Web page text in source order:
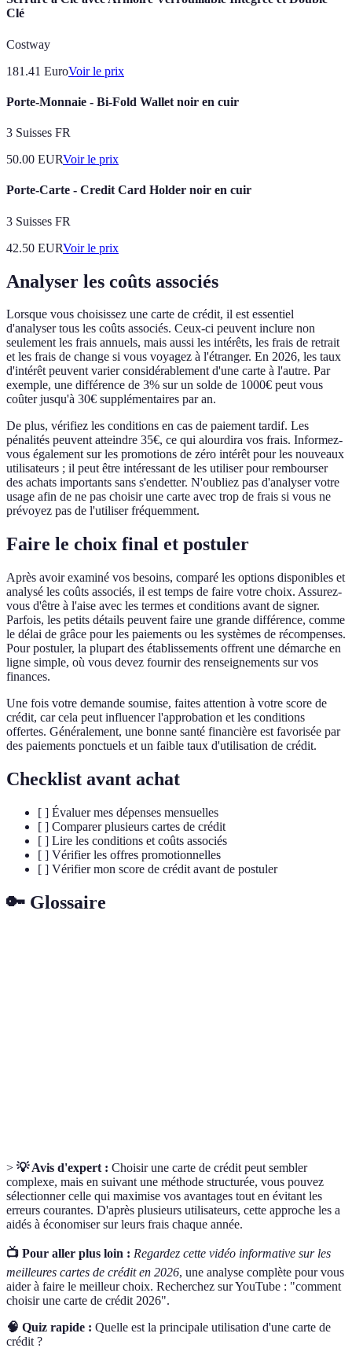
Clé
Costway
181.41 EuroVoir le prix
Porte-Monnaie - Bi-Fold Wallet noir en cuir
3 Suisses FR
50.00 EURVoir le prix
Porte-Carte - Credit Card Holder noir en cuir
3 Suisses FR
42.50 EURVoir le prix
Analyser les coûts associés
Lorsque vous choisissez une carte de crédit, il est essentiel
d'analyser tous les coûts associés. Ceux-ci peuvent inclure non
seulement les frais annuels, mais aussi les intérêts, les frais de retrait
et les frais de change si vous voyagez à l'étranger. En 2026, les taux
d'intérêt peuvent varier considérablement d'une carte à l'autre. Par
exemple, une différence de 3% sur un solde de 1000€ peut vous
coûter jusqu'à 30€ supplémentaires par an.
De plus, vérifiez les conditions en cas de paiement tardif. Les
pénalités peuvent atteindre 35€, ce qui alourdira vos frais. Informez-
vous également sur les promotions de zéro intérêt pour les nouveaux
utilisateurs ; il peut être intéressant de les utiliser pour rembourser
des achats importants sans s'endetter. N'oubliez pas d'analyser votre
usage afin de ne pas choisir une carte avec trop de frais si vous ne
prévoyez pas de l'utiliser fréquemment.
Faire le choix final et postuler
Après avoir examiné vos besoins, comparé les options disponibles et
analysé les coûts associés, il est temps de faire votre choix. Assurez-
vous d'être à l'aise avec les termes et conditions avant de signer.
Parfois, les petits détails peuvent faire une grande différence, comme
le délai de grâce pour les paiements ou les systèmes de récompenses.
Pour postuler, la plupart des établissements offrent une démarche en
ligne simple, où vous devez fournir des renseignements sur vos
finances.
Une fois votre demande soumise, faites attention à votre score de
crédit, car cela peut influencer l'approbation et les conditions
offertes. Généralement, une bonne santé financière est favorisée par
des paiements ponctuels et un faible taux d'utilisation de crédit.
Checklist avant achat
[ ] Évaluer mes dépenses mensuelles
[ ] Comparer plusieurs cartes de crédit
[ ] Lire les conditions et coûts associés
[ ] Vérifier les offres promotionnelles
[ ] Vérifier mon score de crédit avant de postuler
🔑 Glossaire
> 💡 Avis d'expert : Choisir une carte de crédit peut sembler
complexe, mais en suivant une méthode structurée, vous pouvez
sélectionner celle qui maximise vos avantages tout en évitant les
erreurs courantes. D'après plusieurs utilisateurs, cette approche les a
aidés à économiser sur leurs frais chaque année.
📺 Pour aller plus loin : Regardez cette vidéo informative sur les
meilleures cartes de crédit en 2026, une analyse complète pour vous
aider à faire le meilleur choix. Recherchez sur YouTube : "comment
choisir une carte de crédit 2026".
🧠 Quiz rapide : Quelle est la principale utilisation d'une carte de
crédit ?